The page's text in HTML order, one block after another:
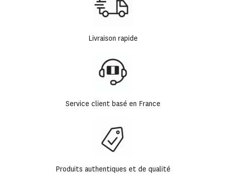
Livraison rapide
Service client basé en France
Produits authentiques et de qualité